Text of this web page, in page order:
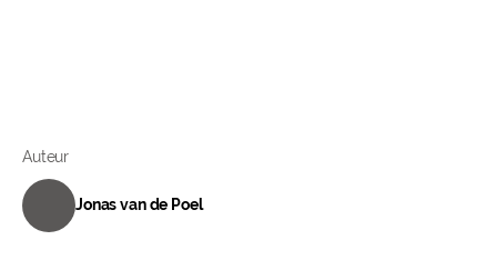
Auteur
Jonas van de Poel